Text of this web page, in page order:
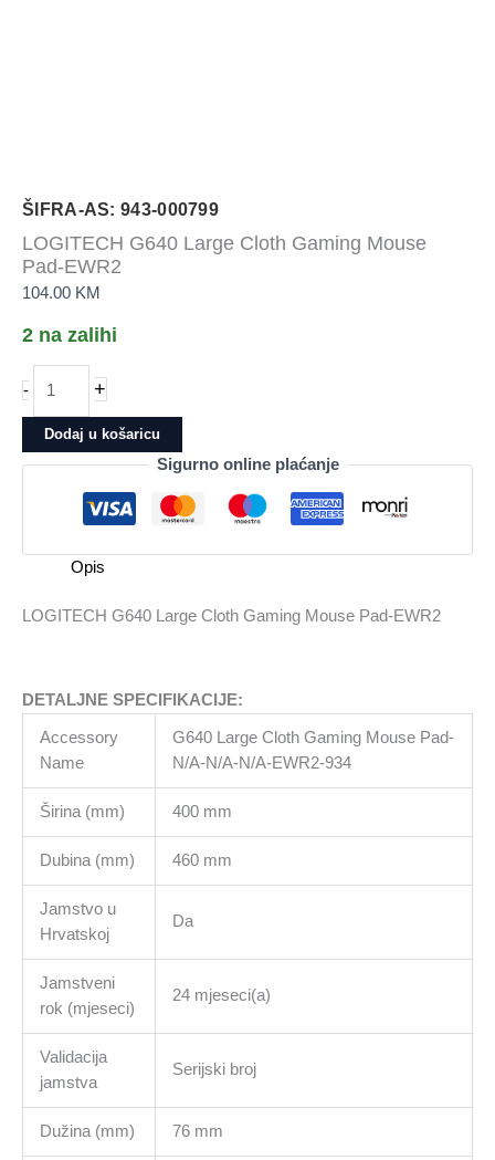
ŠIFRA-AS: 943-000799
LOGITECH G640 Large Cloth Gaming Mouse
Pad-EWR2
104.00 KM
2 na zalihi
-
LOGITECH
G640
Large
Cloth
EWR2
količina
+
Dodaj u košaricu
Sigurno online plaćanje
Opis
LOGITECH G640 Large Cloth Gaming Mouse Pad-EWR2
DETALJNE SPECIFIKACIJE:
Accessory
Name
G640 Large Cloth Gaming Mouse Pad-
N/A-N/A-N/A-EWR2-934
Širina (mm) 400 mm
Dubina (mm) 460 mm
Jamstvo u
Hrvatskoj
Da
Jamstveni
rok (mjeseci)
24 mjeseci(a)
Validacija
jamstva
Serijski broj
Dužina (mm) 76 mm